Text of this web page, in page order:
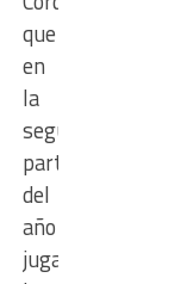
que
en
la
segunda
parte
del
año
jugará